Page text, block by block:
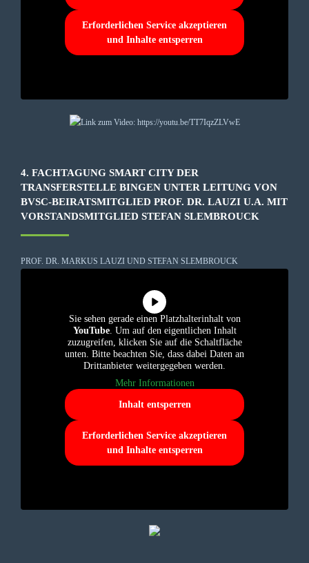
Erforderlichen Service akzeptieren
und Inhalte entsperren
4. FACHTAGUNG SMART CITY DER
TRANSFERSTELLE BINGEN UNTER LEITUNG VON
BVSC-BEIRATSMITGLIED PROF. DR. LAUZI U.A. MIT
VORSTANDSMITGLIED STEFAN SLEMBROUCK
PROF. DR. MARKUS LAUZI UND STEFAN SLEMBROUCK
Sie sehen gerade einen Platzhalterinhalt von
YouTube. Um auf den eigentlichen Inhalt
zuzugreifen, klicken Sie auf die Schaltfläche
unten. Bitte beachten Sie, dass dabei Daten an
Drittanbieter weitergegeben werden.
Mehr Informationen
Inhalt entsperren
Erforderlichen Service akzeptieren
und Inhalte entsperren